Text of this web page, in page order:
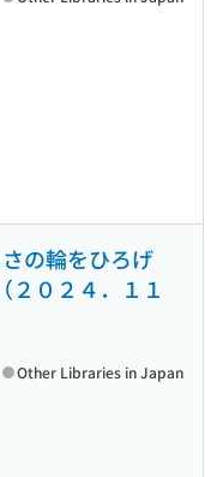
の輪をひろげ
２０２４．１１
Other Libraries in Japan